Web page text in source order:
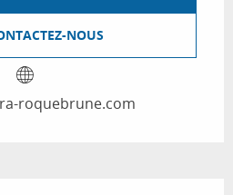
NOUS
roquebrune.com